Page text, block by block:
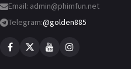
Email: admin@phimfun.net
Telegram:@golden885